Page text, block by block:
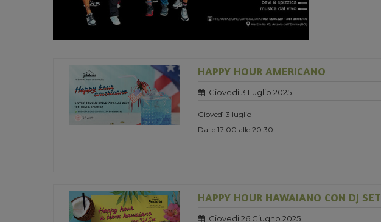
HAPPY HOUR AMERICANO
Giovedi 3 Luglio 2025
Giovedì 3 luglio
Dalle 17:00 alle 20:30
HAPPY HOUR HAWAIANO CON DJ SET
Giovedi 26 Giugno 2025